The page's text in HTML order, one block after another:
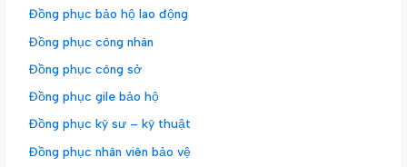
Đồng phục bảo hộ lao động
Đồng phục công nhân
Đồng phục công sở
Đồng phục gile bảo hộ
Đồng phục kỹ sư – kỹ thuật
Đồng phục nhân viên bảo vệ